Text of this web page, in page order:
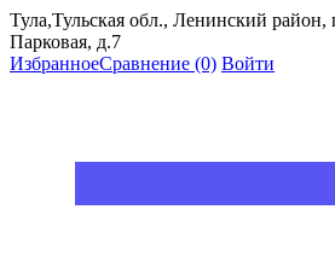
Тула,Тульская обл., Ленинский район,
Парковая, д.7
ИзбранноеСравнение (0) Войти